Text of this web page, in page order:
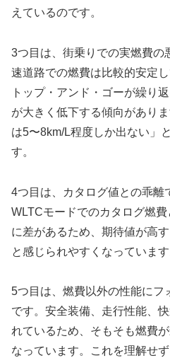
えているのです。
3つ目は、街乗りでの実燃費の
速道路での燃費は比較的安定
トップ・アンド・ゴーが繰り
が大きく低下する傾向があり
は5〜8km/L程度しか出ない」
す。
4つ目は、カタログ値との乖離
WLTCモードでのカタログ燃
に差があるため、期待値が高
と感じられやすくなっています
5つ目は、燃費以外の性能にフ
です。安全装備、走行性能、
れているため、そもそも燃費
なっています。これを理解せ